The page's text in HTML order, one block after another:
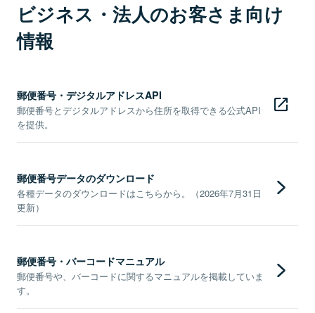
ビジネス・法人のお客さま向け
情報
郵便番号・デジタルアドレスAPI
郵便番号とデジタルアドレスから住所を取得できる公式API
を提供。
郵便番号データのダウンロード
各種データのダウンロードはこちらから。（2026年7月31日
更新）
郵便番号・バーコードマニュアル
郵便番号や、バーコードに関するマニュアルを掲載していま
す。